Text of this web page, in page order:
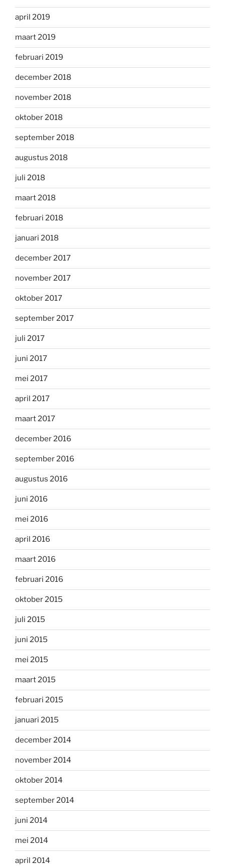
april 2019
maart 2019
februari 2019
december 2018
november 2018
oktober 2018
september 2018
augustus 2018
juli 2018
maart 2018
februari 2018
januari 2018
december 2017
november 2017
oktober 2017
september 2017
juli 2017
juni 2017
mei 2017
april 2017
maart 2017
december 2016
september 2016
augustus 2016
juni 2016
mei 2016
april 2016
maart 2016
februari 2016
oktober 2015
juli 2015
juni 2015
mei 2015
maart 2015
februari 2015
januari 2015
december 2014
november 2014
oktober 2014
september 2014
juni 2014
mei 2014
april 2014